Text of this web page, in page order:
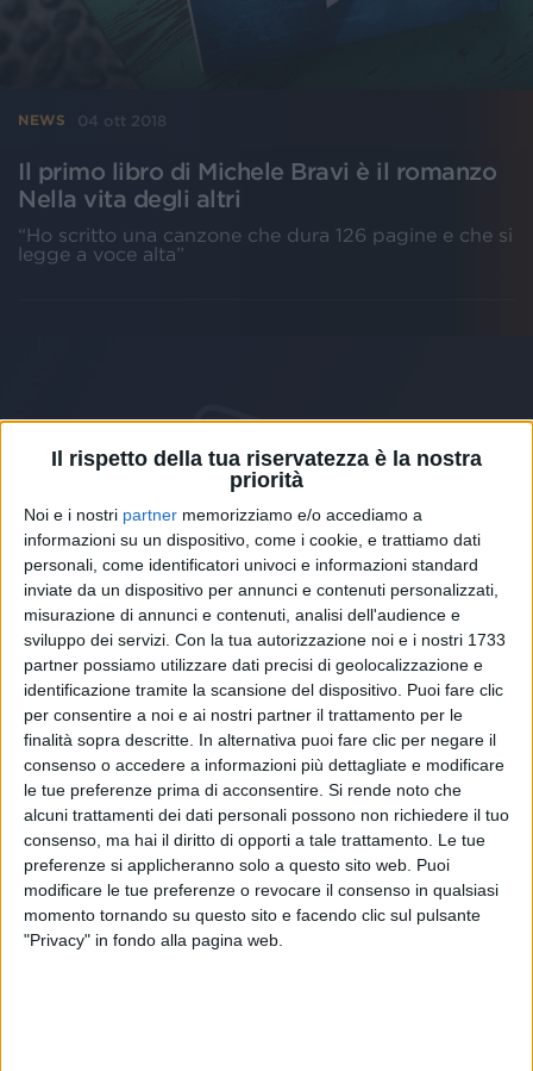
Il rispetto della tua riservatezza è la nostra
priorità
Noi e i nostri partner memorizziamo e/o accediamo a
informazioni su un dispositivo, come i cookie, e trattiamo dati
personali, come identificatori univoci e informazioni standard
inviate da un dispositivo per annunci e contenuti personalizzati,
misurazione di annunci e contenuti, analisi dell'audience e
sviluppo dei servizi. Con la tua autorizzazione noi e i nostri 1733
partner possiamo utilizzare dati precisi di geolocalizzazione e
identificazione tramite la scansione del dispositivo. Puoi fare clic
per consentire a noi e ai nostri partner il trattamento per le
finalità sopra descritte. In alternativa puoi fare clic per negare il
consenso o accedere a informazioni più dettagliate e modificare
le tue preferenze prima di acconsentire. Si rende noto che
alcuni trattamenti dei dati personali possono non richiedere il tuo
consenso, ma hai il diritto di opporti a tale trattamento. Le tue
preferenze si applicheranno solo a questo sito web. Puoi
modificare le tue preferenze o revocare il consenso in qualsiasi
momento tornando su questo sito e facendo clic sul pulsante
"Privacy" in fondo alla pagina web.
NEWS 04 ott 2018
Il primo libro di Michele Bravi è il romanzo
Nella vita degli altri
“Ho scritto una canzone che dura 126 pagine e che si
legge a voce alta”
NEWS 10 apr 2018
Michele Bravi: nel video gioca coi palloncini
di elio con Chiara ed Elodie
L'artista festeggia così 1 milione di follower su
Instagram